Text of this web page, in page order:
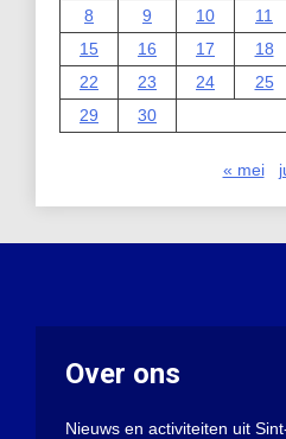
8
9 10 11
15
16 17 18
22
23 24 25
29
30
« mei
Over ons
Nieuws en activiteiten uit